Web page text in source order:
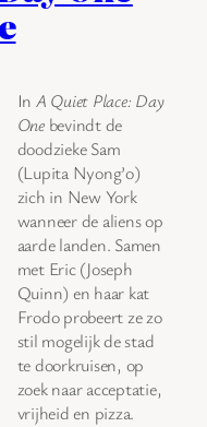
In A Quiet Place: Day
Onebevindt de
doodzieke Sam
(Lupita Nyong’o)
zich in New York
wanneer de aliens op
aarde landen. Samen
met Eric (Joseph
Quinn) en haar kat
Frodo probeert ze zo
stil mogelijk de stad
te doorkruisen, op
zoek naar acceptatie,
vrijheid en pizza.